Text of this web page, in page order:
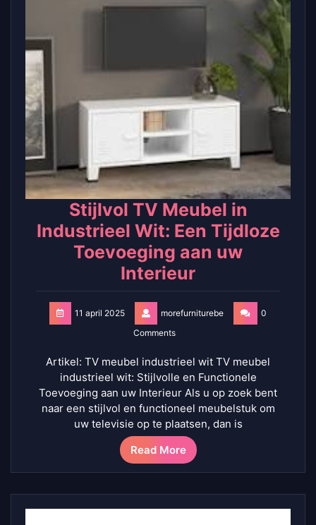
Stijlvol TV Meubel in
Industrieel Wit: Een Tijdloze
Toevoeging aan uw
Interieur
11 april 2025 morefurniturebe
0
Comments
Artikel: TV meubel industrieel wit TV meubel
industrieel wit: Stijlvolle en Functionele
Toevoeging aan uw Interieur Als u op zoek bent
naar een stijlvol en functioneel meubelstuk om
uw televisie op te plaatsen, dan is
Read More